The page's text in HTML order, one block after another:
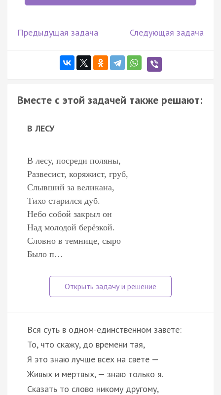
Предыдущая задача Следующая задача
Вместе с этой задачей также решают:
В ЛЕСУ
В лесу, посреди поляны,
Развесист, коряжист, груб,
Слывший за великана,
Тихо старился дуб.
Небо собой закрыл он
Над молодой берёзкой.
Словно в темнице, сыро
Было п…
Вся суть в одном-единственном завете:
То, что скажу, до времени тая,
Я это знаю лучше всех на свете —
Живых и мертвых, — знаю только я.
Сказать то слово никому другому,